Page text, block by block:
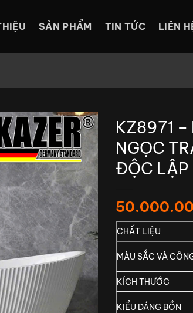
SẢN PHẨM TIN TỨC LIÊN
KZ8971 –
NGỌC
ĐỘC LẬP
CHẤT LIỆU
MÀU SẮC VÀ
KÍCH THƯỚC
KIỂU DÁNG BỒN